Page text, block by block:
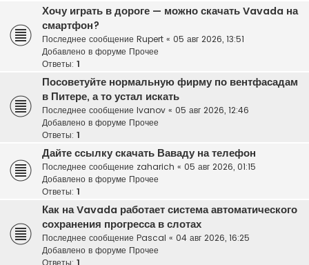
Хочу играть в дороге — можно скачать Vavada на
смартфон?
Последнее сообщение Rupert « 05 авг 2026, 13:51
Добавлено в форуме Прочее
Ответы: 1
Посоветуйте нормальную фирму по вентфасадам
в Питере, а то устал искать
Последнее сообщение Ivanov « 05 авг 2026, 12:46
Добавлено в форуме Прочее
Ответы: 1
Дайте ссылку скачать Ваваду на телефон
Последнее сообщение zaharich « 05 авг 2026, 01:15
Добавлено в форуме Прочее
Ответы: 1
Как на Vavada работает система автоматического
сохранения прогресса в слотах
Последнее сообщение Pascal « 04 авг 2026, 16:25
Добавлено в форуме Прочее